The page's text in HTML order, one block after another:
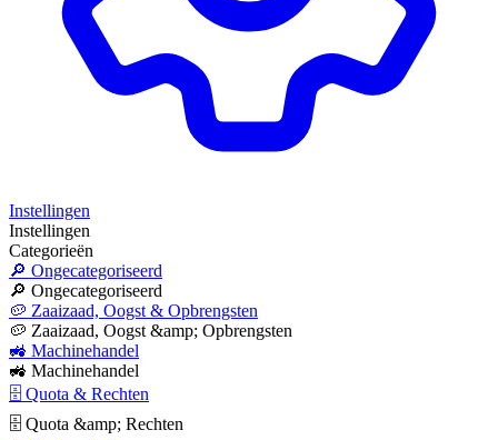
Instellingen
Instellingen
Categorieën
🔎 Ongecategoriseerd
🔎 Ongecategoriseerd
🥔 Zaaizaad, Oogst & Opbrengsten
🥔 Zaaizaad, Oogst &amp; Opbrengsten
🚜 Machinehandel
🚜 Machinehandel
🗄 Quota & Rechten
🗄 Quota &amp; Rechten